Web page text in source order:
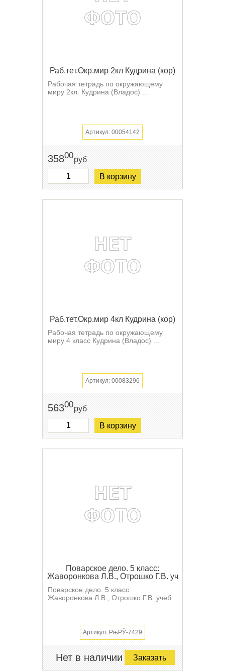
Раб.тет.Окр.мир 2кл Кудрина (кор)
Рабочая тетрадь по окружающему
миру 2кл. Кудрина (Владос) ...
Артикул: 00054142
35800руб
В корзину
Раб.тет.Окр.мир 4кл Кудрина (кор)
Рабочая тетрадь по окружающему
миру 4 класс Кудрина (Владос) ...
Артикул: 00083296
56300руб
В корзину
Поварское дело. 5 класс:
Жаворонкова Л.В., Отрошко Г.В. уч
Поварское дело. 5 класс:
Жаворонкова Л.В., Отрошко Г.В. учеб
Артикул: РњРЎ-7429
Нет в наличии Заказать